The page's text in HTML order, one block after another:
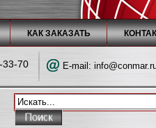
КАК ЗАКАЗАТЬ
33-70
E-mail: